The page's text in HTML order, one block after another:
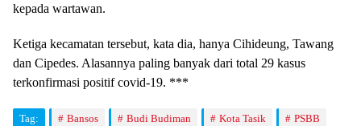
kepada wartawan.
Ketiga kecamatan tersebut, kata dia, hanya Cihideung, Tawang
dan Cipedes. Alasannya paling banyak dari total 29 kasus
terkonfirmasi positif covid-19. ***
Tag: Bansos Budi Budiman Kota Tasik PSBB